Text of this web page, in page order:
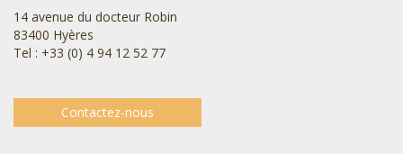
14 avenue du docteur Robin
83400 Hyères
Tel : +33 (0) 4 94 12 52 77
Contactez-nous